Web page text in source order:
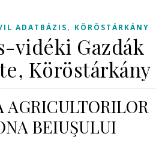
ADATBÁZIS, KÖRÖSTÁRKÁNY
vidéki Gazdák
Köröstárkány
AGRICULTORILOR
BEIUŞULUI